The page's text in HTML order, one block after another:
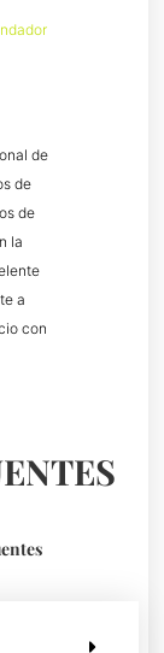
de
de
de
la
a
con